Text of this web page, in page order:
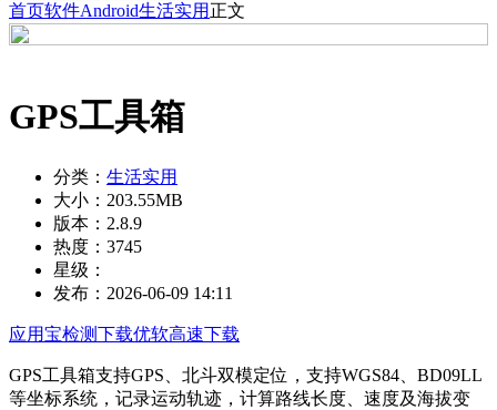
首页软件Android生活实用 正文
GPS工具箱
分类： 生活实用
大小： 203.55MB
版本： 2.8.9
热度： 3745
星级：
发布： 2026-06-09 14:11
应用宝检测下载优软高速下载
GPS工具箱支持GPS、北斗双模定位，支持WGS84、BD09LL
等坐标系统，记录运动轨迹，计算路线长度、速度及海拔变